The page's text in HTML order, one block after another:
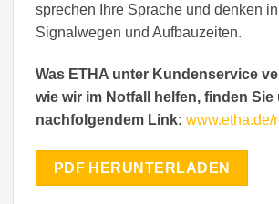
sprechen Ihre Sprache und denken
Signalwegen und Aufbauzeiten.
Was ETHA unter Kundenservice
wie wir im Notfall helfen, finden Sie
nachfolgendem Link: www.etha.de/
PDF HERUNTERLADEN